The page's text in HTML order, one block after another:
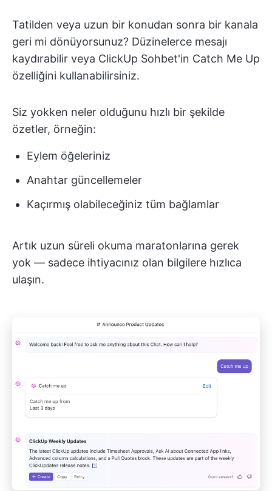
Tatilden veya uzun bir konudan sonra bir kanala
geri mi dönüyorsunuz? Düzinelerce mesajı
kaydırabilir veya ClickUp Sohbet'in Catch Me Up
özelliğini kullanabilirsiniz.
Siz yokken neler olduğunu hızlı bir şekilde
özetler, örneğin:
Eylem öğeleriniz
Anahtar güncellemeler
Kaçırmış olabileceğiniz tüm bağlamlar
Artık uzun süreli okuma maratonlarına gerek
yok — sadece ihtiyacınız olan bilgilere hızlıca
ulaşın.